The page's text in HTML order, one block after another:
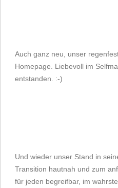
Auch ganz neu, unser
Homepage. Liebevoll im
entstanden. :-)
Und wieder unser Stand in
Transition hautnah und zum
für jeden begreifbar, im